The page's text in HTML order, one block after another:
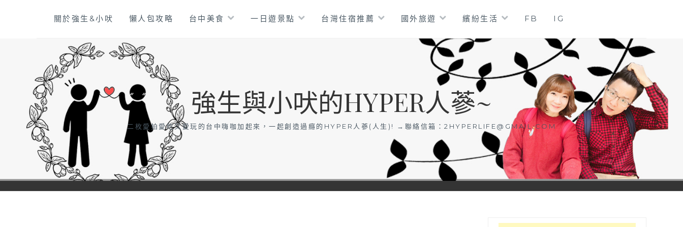
關於強生&小吠 懶人包攻略 台中美食 一日遊景點 台灣住宿推薦 國外旅遊 繽紛生活 FB IG
強生與小吠的HYPER人蔘~
二枚愛拍愛吃又愛玩的台中嗨咖加起來，一起創造過癮的HYPER人蔘(人生)! →聯絡信箱： 2HYPERLIFE@GMAIL.COM